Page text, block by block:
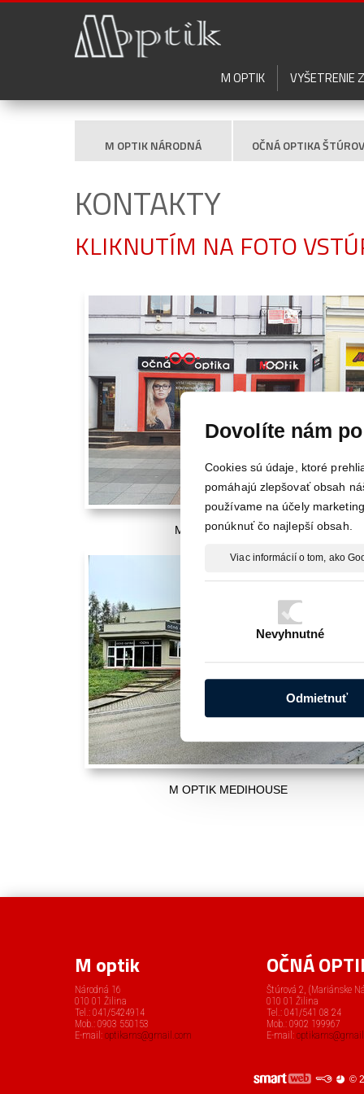
VYŠETRENIE
M OPTIK
M OPTIK NÁRODNÁ OČNÁ OPTIKA
KONTAKTY
KLIKNUTÍM NA FOTO
M OPTIK NÁRODNÁ
M OPTIK MEDIHOUSE
Dovolíte nám
Cookies sú údaje, ktoré
pomáhajú zlepšovať obsah
používame na účely
ponúknuť čo najlepší obsah.
Viac informácií o tom, ako
Nevyhnutné
Odmietnuť
M optik
Národná 16
010 01 Žilina
Tel.: 041/5424914
Mob.: 0903 550153
E-mail: optikams@gmail.com
OČNÁ
Štúrová 2, (Mariánske
010 01 Žilina
Tel.: 041/541 08 24
Mob.: 0902 199967
E-mail:
©